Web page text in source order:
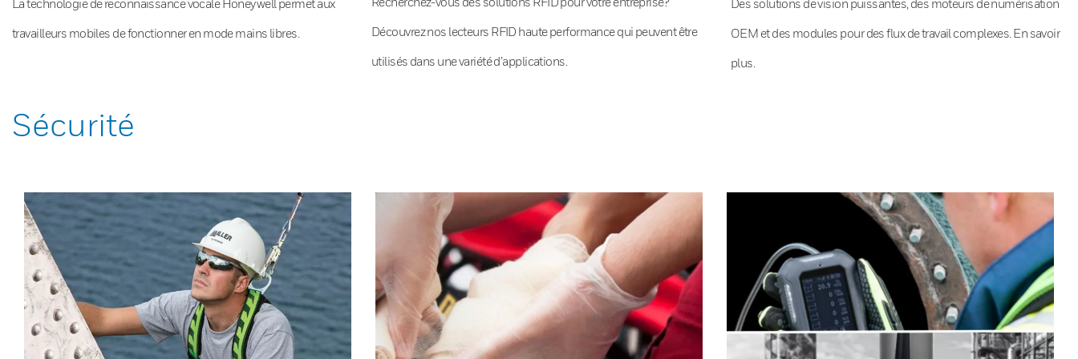
La technologie de reconnaissance vocale Honeywell permet aux
travailleurs mobiles de fonctionner en mode mains libres. Découvrez nos lecteurs RFID haute performance qui peuvent être
utilisés dans une variété d’applications.
Des solutions de vision puissantes, des moteurs de numérisation
OEM et des modules pour des flux de travail complexes. En savoir
plus.
Sécurité